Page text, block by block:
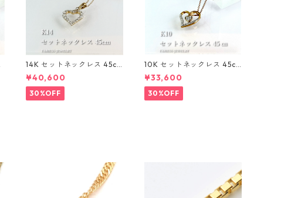
14K セットネックレス 45c
m 1mm
¥40,600
30%OFF
10K セットネックレス 45c
m 1mm
¥33,600
30%OFF